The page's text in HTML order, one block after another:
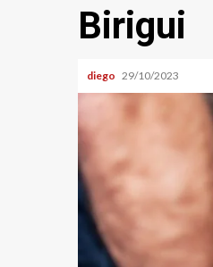
Birigui
diego 29/10/2023